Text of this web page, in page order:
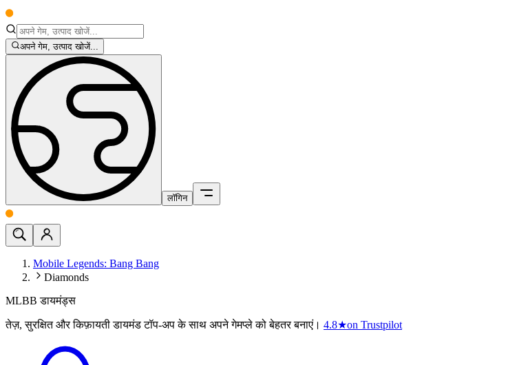
अपने गेम, उत्पाद खोजें...
लॉगिन
Mobile Legends: Bang Bang
Diamonds
MLBB डायमंड्स
तेज़, सुरक्षित और किफ़ायती डायमंड टॉप-अप के साथ अपने गेमप्ले को बेहतर बनाएं। 4.8★on Trustpilot